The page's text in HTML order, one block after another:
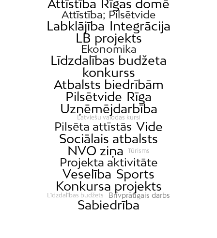
Attīstība Rīgas domē
Attīstība; Pilsētvide
Labklājība Integrācija
LB projekts
Ekonomika
Līdzdalības budžeta
konkurss
Atbalsts biedrībām
Pilsētvide Rīga
Uzņēmējdarbība
Latviešu valodas kursi
Pilsēta attīstās Vide
Sociālais atbalsts
NVO ziņa
Tūrisms
Projekta aktivitāte
Veselība Sports
Konkursa projekts
Līdzdalības budžets Brīvprātīgais darbs
Sabiedrība